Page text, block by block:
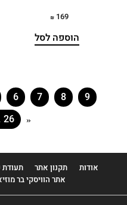
Hudson
Inchmoan
Inchmurrin
169
הוספה לסל
6 7 8
9
26 »
אודות תקנון אתר תעודת
אתר הוויסקי בר